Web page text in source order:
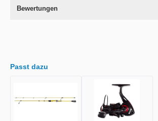
Bewertungen
Passt dazu